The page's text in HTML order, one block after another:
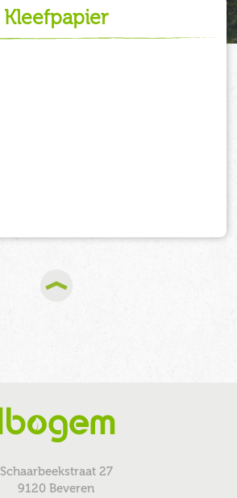
kleefpapier
Schaarbeekstraat 27
9120 Beveren